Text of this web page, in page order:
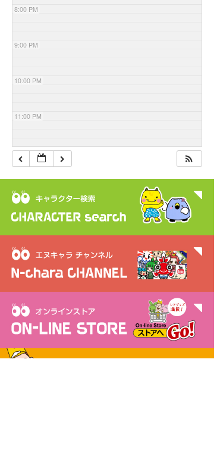
8:00 PM
9:00 PM
10:00 PM
11:00 PM